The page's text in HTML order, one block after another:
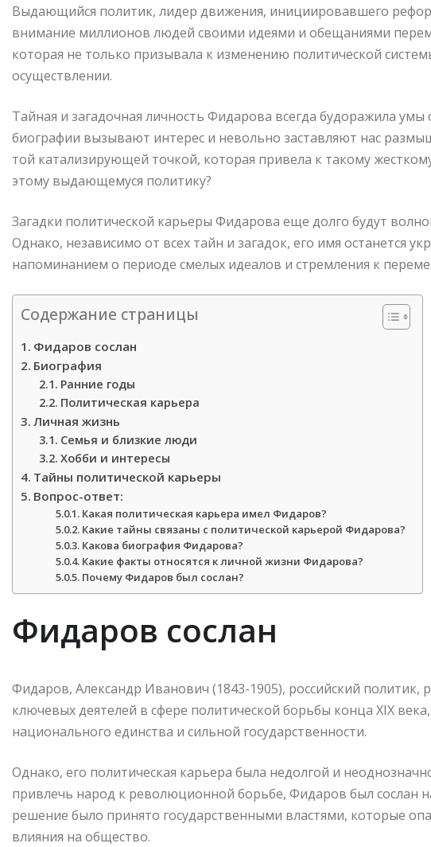
Выдающийся политик, лидер движения, инициировавшего
внимание миллионов людей своими идеями и обещаниями
которая не только призывала к изменению политической
осуществлении.
Тайная и загадочная личность Фидарова всегда будоражила
биографии вызывают интерес и невольно заставляют нас
той катализирующей точкой, которая привела к такому
этому выдающемуся политику?
Загадки политической карьеры Фидарова еще долго будут
Однако, независимо от всех тайн и загадок, его имя останется
напоминанием о периоде смелых идеалов и стремления к
Содержание страницы
Фидаров сослан
Биография
Ранние годы
Политическая карьера
Личная жизнь
Семья и близкие люди
Хобби и интересы
Тайны политической карьеры
Вопрос-ответ:
Какая политическая карьера имел Фидаров?
Какие тайны связаны с политической карьерой Фидарова?
Какова биография Фидарова?
Какие факты относятся к личной жизни Фидарова?
Почему Фидаров был сослан?
Фидаров сослан
Фидаров, Александр Иванович (1843-1905), российский
ключевых деятелей в сфере политической борьбы конца XIX
национального единства и сильной государственности.
Однако, его политическая карьера была недолгой и
привлечь народ к революционной борьбе, Фидаров был сослан
решение было принято государственными властями, которые
влияния на общество.